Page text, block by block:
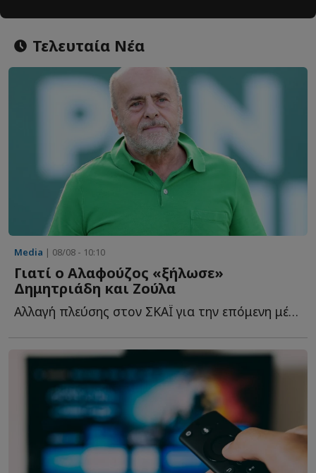
Τελευταία Νέα
Media | 08/08 - 10:10
Γιατί ο Αλαφούζος «ξήλωσε»
Δημητριάδη και Ζούλα
Αλλαγή πλεύσης στον ΣΚΑΪ για την επόμενη μέρα. Δεν ή...